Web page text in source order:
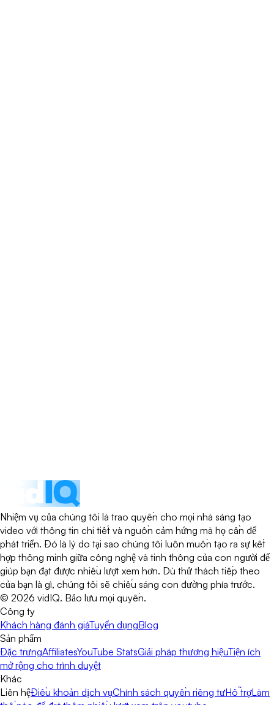
Nhiệm vụ của chúng tôi là trao quyền cho mọi nhà sáng tạo
video với thông tin chi tiết và nguồn cảm hứng mà họ cần để
phát triển. Đó là lý do tại sao chúng tôi luôn muốn tạo ra sự kết
hợp thông minh giữa công nghệ và tinh thông của con người để
giúp bạn đạt được nhiều lượt xem hơn. Dù thử thách tiếp theo
của bạn là gì, chúng tôi sẽ chiếu sáng con đường phía trước.
© 2026 vidIQ. Bảo lưu mọi quyền.
Công ty
Khách hàng đánh giáTuyển dụngBlog
Sản phẩm
Đặc trưngAffiliatesYouTube StatsGiải pháp thương hiệuTiện ích
mở rộng cho trình duyệt
Khác
Liên hệĐiều khoản dịch vụChính sách quyền riêng tưHỗ trợLàm